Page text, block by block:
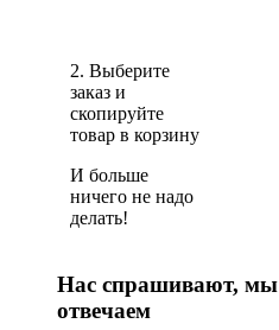
2. Выберите
заказ и
скопируйте
товар в корзину
И больше
ничего не надо
делать!
Нас спрашивают, мы
отвечаем